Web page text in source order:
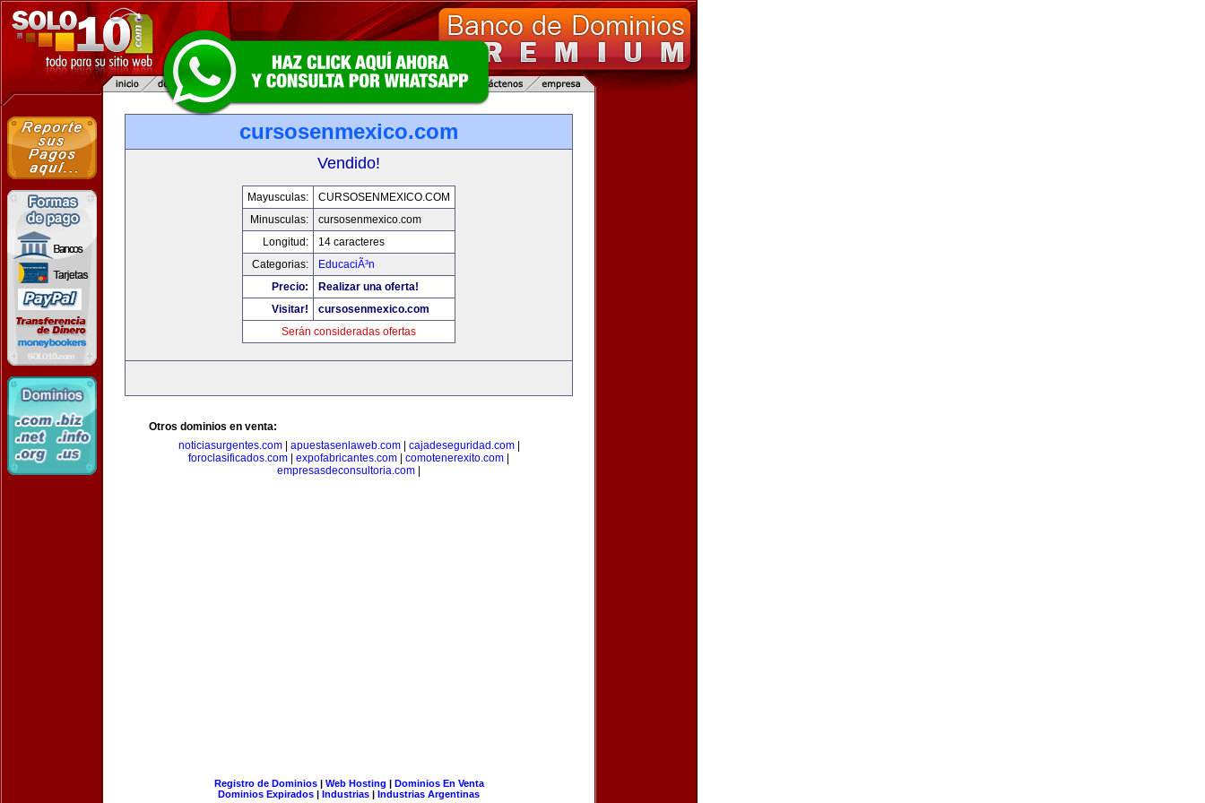
cursosenmexico.com
Vendido!
Mayusculas:
CURSOSENMEXICO.COM
Minusculas:
cursosenmexico.com
Longitud:
14 caracteres
Categorias:
EducaciÃ³n
Precio:
Realizar una oferta!
Visitar!
cursosenmexico.com
Serán consideradas ofertas
Otros dominios en venta:
noticiasurgentes.com| apuestasenlaweb.com| cajadeseguridad.com|
foroclasificados.com
expofabricantes.com comotenerexito.com
empresasdeconsultoria.com
Registro de Dominios| Web Hosting | Dominios En Venta
Dominios Expirados | Industrias | Industrias Argentinas